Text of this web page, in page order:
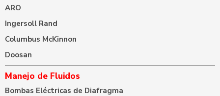
ARO
Ingersoll Rand
Columbus McKinnon
Doosan
Manejo de Fluidos
Bombas Eléctricas de Diafragma